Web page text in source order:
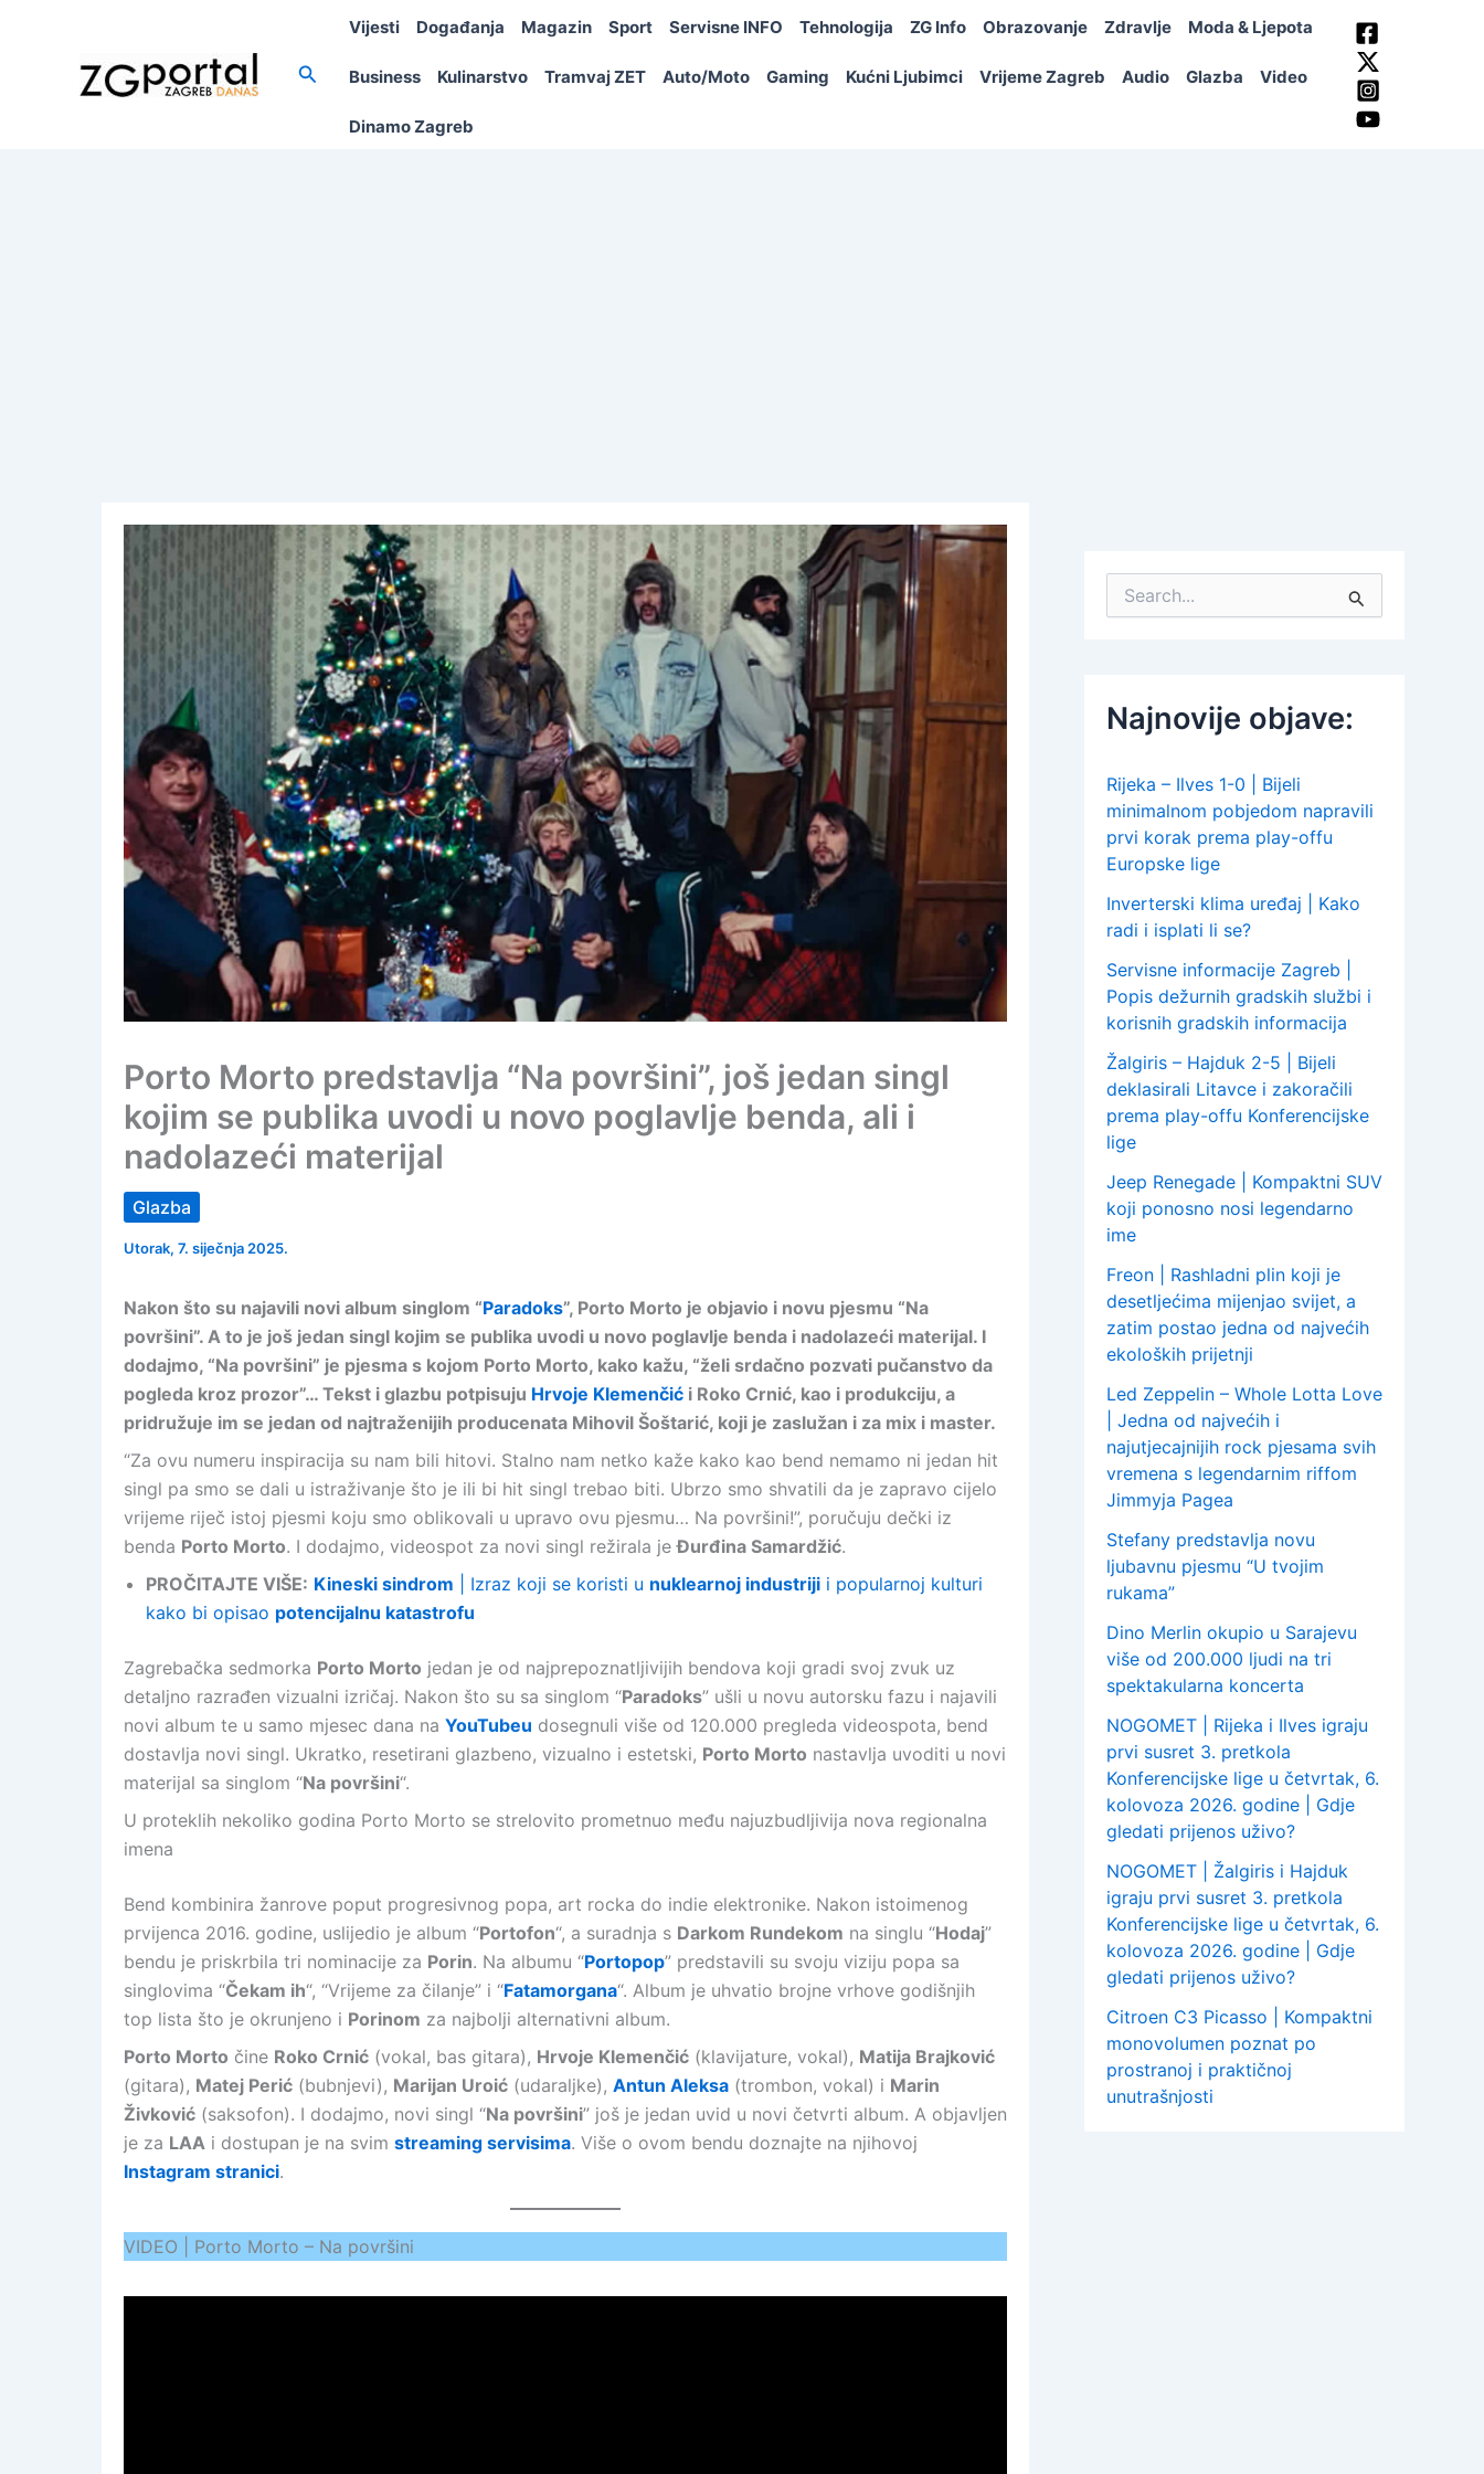
Search
Vijesti Događanja Magazin Sport Servisne INFO Tehnologija ZG Info Obrazovanje Zdravlje Moda & Ljepota
Business Kulinarstvo Tramvaj ZET Auto/Moto Gaming Kućni Ljubimci Vrijeme Zagreb Audio Glazba Video
Dinamo Zagreb
Porto Morto predstavlja “Na površini”, još jedan singl
kojim se publika uvodi u novo poglavlje benda, ali i
nadolazeći materijal
Glazba
Utorak, 7. siječnja 2025.
Nakon što su najavili novi album singlom “Paradoks”, Porto Morto je objavio i novu pjesmu “Na
površini”. A to je još jedan singl kojim se publika uvodi u novo poglavlje benda i nadolazeći materijal. I
dodajmo, “Na površini” je pjesma s kojom Porto Morto, kako kažu, “želi srdačno pozvati pučanstvo da
pogleda kroz prozor”… Tekst i glazbu potpisuju Hrvoje Klemenčić i Roko Crnić, kao i produkciju, a
pridružuje im se jedan od najtraženijih producenata Mihovil Šoštarić, koji je zaslužan i za mix i master.
“Za ovu numeru inspiracija su nam bili hitovi. Stalno nam netko kaže kako kao bend nemamo ni jedan hit
singl pa smo se dali u istraživanje što je ili bi hit singl trebao biti. Ubrzo smo shvatili da je zapravo cijelo
vrijeme riječ istoj pjesmi koju smo oblikovali u upravo ovu pjesmu… Na površini!”, poručuju dečki iz
benda Porto Morto. I dodajmo, videospot za novi singl režirala jeĐurđina Samardžić.
PROČITAJTE VIŠE: Kineski sindrom | Izraz koji se koristi u nuklearnoj industriji i popularnoj kulturi
kako bi opisao potencijalnu katastrofu
Zagrebačka sedmorka Porto Morto jedan je od najprepoznatljivijih bendova koji gradi svoj zvuk uz
detaljno razrađen vizualni izričaj. Nakon što su sa singlom “Paradoks” ušli u novu autorsku fazu i najavili
novi album te u samo mjesec dana na YouTubeu dosegnuli više od 120.000 pregleda videospota, bend
dostavlja novi singl. Ukratko, resetirani glazbeno, vizualno i estetski, Porto Morto nastavlja uvoditi u novi
materijal sa singlom “Na površini“.
U proteklih nekoliko godina Porto Morto se strelovito prometnuo među najuzbudljivija nova regionalna
imena
Bend kombinira žanrove poput progresivnog popa, art rocka do indie elektronike. Nakon istoimenog
prvijenca 2016. godine, uslijedio je album “Portofon“, a suradnja s Darkom Rundekom na singlu “Hodaj”
bendu je priskrbila tri nominacije za Porin. Na albumu “Portopop” predstavili su svoju viziju popa sa
singlovima “Čekam ih“, “Vrijeme za čilanje” i “Fatamorgana“. Album je uhvatio brojne vrhove godišnjih
top lista što je okrunjeno i Porinom za najbolji alternativni album.
Porto Morto čine Roko Crnić (vokal, bas gitara), Hrvoje Klemenčić (klavijature, vokal), Matija Brajković
(gitara), Matej Perić (bubnjevi), Marijan Uroić (udaraljke), Antun Aleksa (trombon, vokal) i Marin
Živković (saksofon). I dodajmo, novi singl “Na površini” još je jedan uvid u novi četvrti album. A objavljen
je za LAA i dostupan je na svim streaming servisima. Više o ovom bendu doznajte na njihovoj
Instagram stranici.
VIDEO | Porto Morto – Na površini
:
Najnovije objave:
Rijeka – Ilves 1-0 | Bijeli
minimalnom pobjedom napravili
prvi korak prema play-offu
Europske lige
Inverterski klima uređaj | Kako
radi i isplati li se?
Servisne informacije Zagreb |
Popis dežurnih gradskih službi i
korisnih gradskih informacija
Žalgiris – Hajduk 2-5 | Bijeli
deklasirali Litavce i zakoračili
prema play-offu Konferencijske
lige
Jeep Renegade | Kompaktni SUV
koji ponosno nosi legendarno
ime
Freon | Rashladni plin koji je
desetljećima mijenjao svijet, a
zatim postao jedna od najvećih
ekoloških prijetnji
Led Zeppelin – Whole Lotta Love
| Jedna od najvećih i
najutjecajnijih rock pjesama svih
vremena s legendarnim riffom
Jimmyja Pagea
Stefany predstavlja novu
ljubavnu pjesmu “U tvojim
rukama”
Dino Merlin okupio u Sarajevu
više od 200.000 ljudi na tri
spektakularna koncerta
NOGOMET | Rijeka i Ilves igraju
prvi susret 3. pretkola
Konferencijske lige u četvrtak, 6.
kolovoza 2026. godine | Gdje
gledati prijenos uživo?
NOGOMET | Žalgiris i Hajduk
igraju prvi susret 3. pretkola
Konferencijske lige u četvrtak, 6.
kolovoza 2026. godine | Gdje
gledati prijenos uživo?
Citroen C3 Picasso | Kompaktni
monovolumen poznat po
prostranoj i praktičnoj
unutrašnjosti